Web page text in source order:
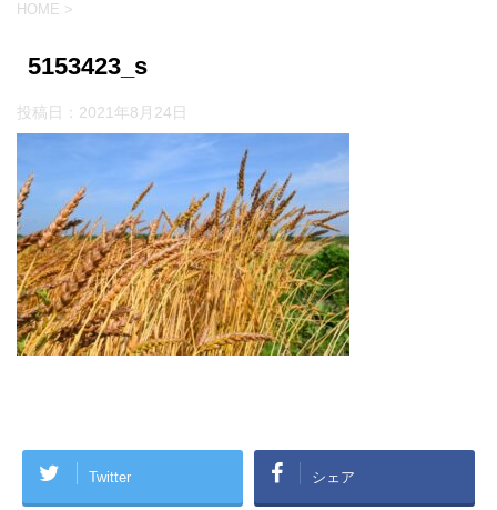
HOME >
5153423_s
投稿日： 2021年8月24日
Twitter シェア